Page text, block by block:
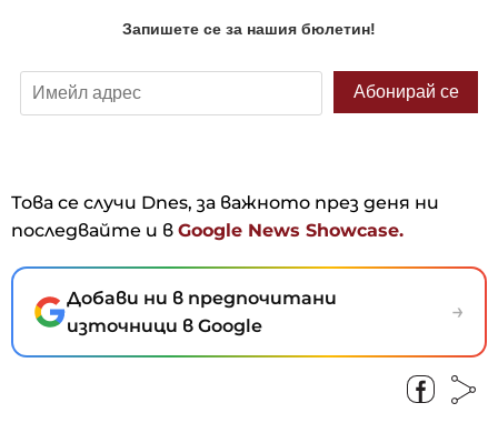
Това се случи Dnes, за важното през деня ни
последвайте и в Google News Showcase.
Добави ни в предпочитани
източници в Google
→